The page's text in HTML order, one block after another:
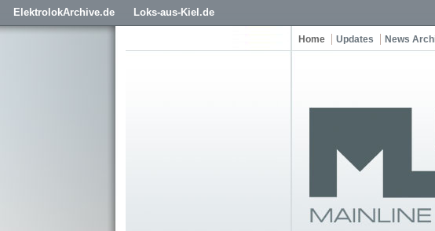
ElektrolokArchive.de Loks-aus-Kiel.de
Home Updates News